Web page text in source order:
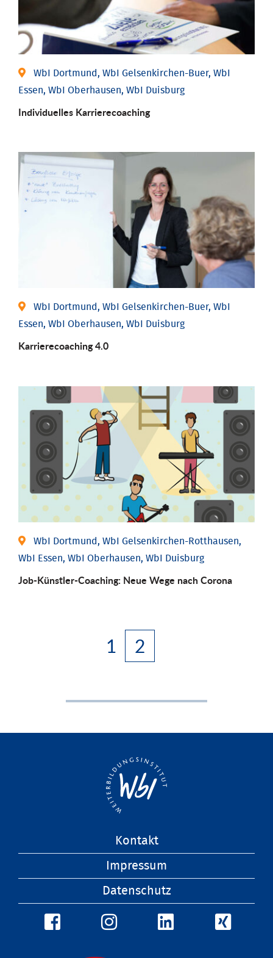
WbI Dortmund, WbI Gelsenkirchen-Buer, WbI
Essen, WbI Oberhausen, WbI Duisburg
Individu­elles Karrierecoaching
WbI Dortmund, WbI Gelsenkirchen-Buer, WbI
Essen, WbI Oberhausen, WbI Duisburg
Karriere­coaching 4.0
WbI Dortmund, WbI Gelsenkirchen-Rotthausen,
WbI Essen, WbI Oberhausen, WbI Duisburg
Job-Künstler-Coaching: Neue Wege nach Corona
1 2
Kontakt
Impressum
Datenschutz